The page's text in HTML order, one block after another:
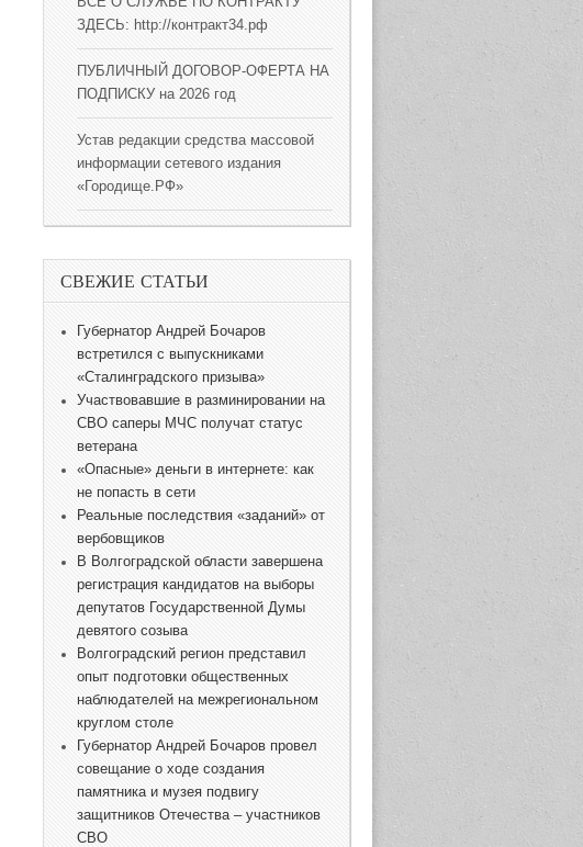
ЗДЕСЬ: http://контракт34.рф
ПУБЛИЧНЫЙ ДОГОВОР-ОФЕРТА НА
ПОДПИСКУ на 2026 год
Устав редакции средства массовой
информации сетевого издания
«Городище.РФ»
СВЕЖИЕ СТАТЬИ
Губернатор Андрей Бочаров
встретился с выпускниками
«Сталинградского призыва»
Участвовавшие в разминировании на
СВО саперы МЧС получат статус
ветерана
«Опасные» деньги в интернете: как
не попасть в сети
Реальные последствия «заданий» от
вербовщиков
В Волгоградской области завершена
регистрация кандидатов на выборы
депутатов Государственной Думы
девятого созыва
Волгоградский регион представил
опыт подготовки общественных
наблюдателей на межрегиональном
круглом столе
Губернатор Андрей Бочаров провел
совещание о ходе создания
памятника и музея подвигу
защитников Отечества – участников
СВО